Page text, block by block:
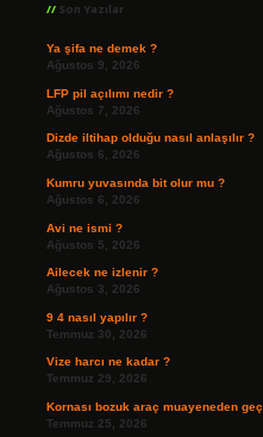
Son Yazılar
Ya şifa ne demek ?
Ağustos 9, 2026
LFP pil açılımı nedir ?
Ağustos 7, 2026
Dizde iltihap olduğu nasıl anlaşılır ?
Ağustos 6, 2026
Kumru yuvasında bit olur mu ?
Ağustos 6, 2026
Avi ne ismi ?
Ağustos 5, 2026
Ailecek ne izlenir ?
Ağustos 3, 2026
9 4 nasıl yapılır ?
Temmuz 30, 2026
Vize harcı ne kadar ?
Temmuz 29, 2026
Kornası bozuk araç muayeneden
Temmuz 25, 2026